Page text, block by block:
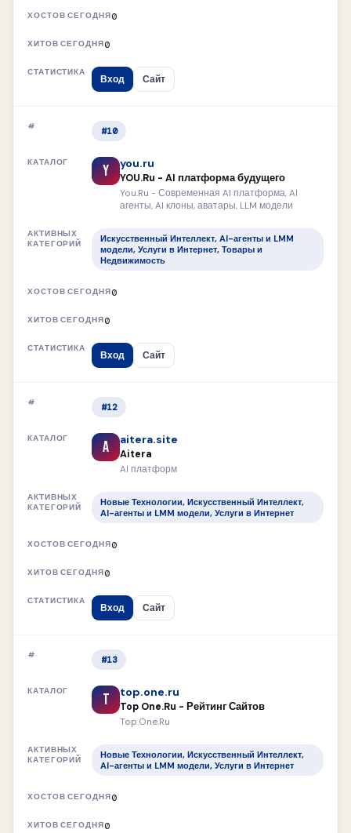
0
0
Вход Сайт
#10
Y you.ru
YOU.Ru - AI платформа будущего
You.Ru - Современная AI платформа, AI
агенты, AI клоны, аватары, LLM модели
Искусственный Интеллект, AI-агенты и LMM
модели, Услуги в Интернет, Товары и
Недвижимость
0
0
Вход Сайт
#12
A aitera.site
Aitera
AI платформ
Новые Технологии, Искусственный Интеллект,
AI-агенты и LMM модели, Услуги в Интернет
0
0
Вход Сайт
#13
T top.one.ru
Top One.Ru - Рейтинг Сайтов
Top.One.Ru
Новые Технологии, Искусственный Интеллект,
AI-агенты и LMM модели, Услуги в Интернет
0
0